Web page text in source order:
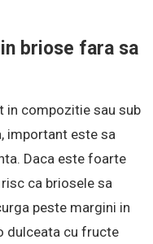
briose fara sa
in compozitie sau sub
important este sa
Daca este foarte
ca briosele sa
peste margini in
dulceata cu fructe